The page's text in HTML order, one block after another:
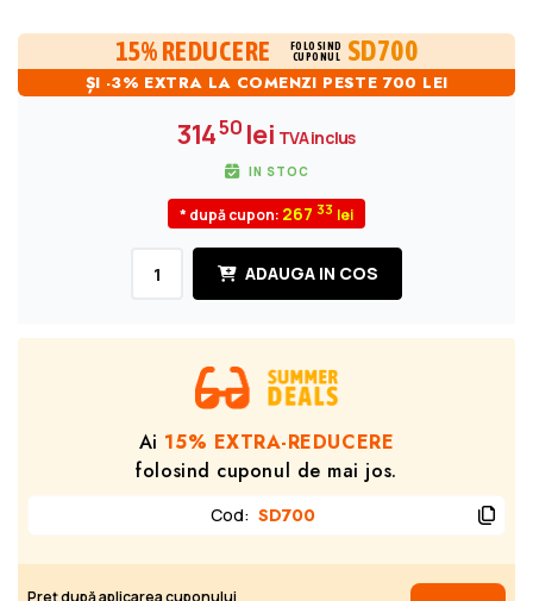
15% REDUCERE
FOLOSIND
CUPONUL
SD700
ȘI -3% EXTRA LA COMENZI PESTE 700 LEI
31450lei TVA inclus
IN STOC
* după cupon: 267 33
ADAUGA IN COS
Ai 15% EXTRA-REDUCERE
folosind cuponul de mai jos.
Cod: SD700
Preț după aplicarea cuponului